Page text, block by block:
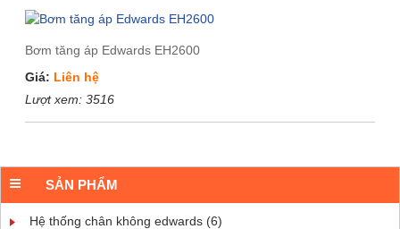
Bơm tăng áp Edwards EH2600
Giá: Liên hệ
Lượt xem:3516
SẢN PHẨM
Hệ thống chân không edwards (6)